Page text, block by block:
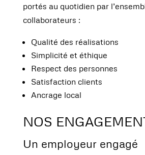
portés au quotidien par
collaborateurs :
Qualité des réalisations
Simplicité et éthique
Respect des personnes
Satisfaction clients
Ancrage local
NOS
Un employeur engagé